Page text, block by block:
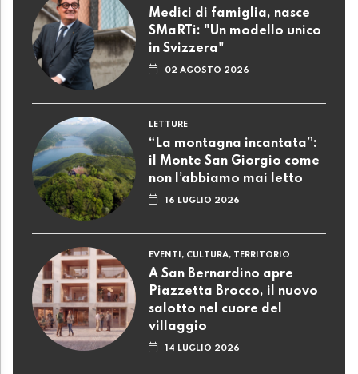
Medici di famiglia, nasce
SMaRTi: "Un modello unico
in Svizzera"
02 AGOSTO 2026
LETTURE
“La montagna incantata”:
il Monte San Giorgio come
non l’abbiamo mai letto
16 LUGLIO 2026
EVENTI, CULTURA, TERRITORIO
A San Bernardino apre
Piazzetta Brocco, il nuovo
salotto nel cuore del
villaggio
14 LUGLIO 2026